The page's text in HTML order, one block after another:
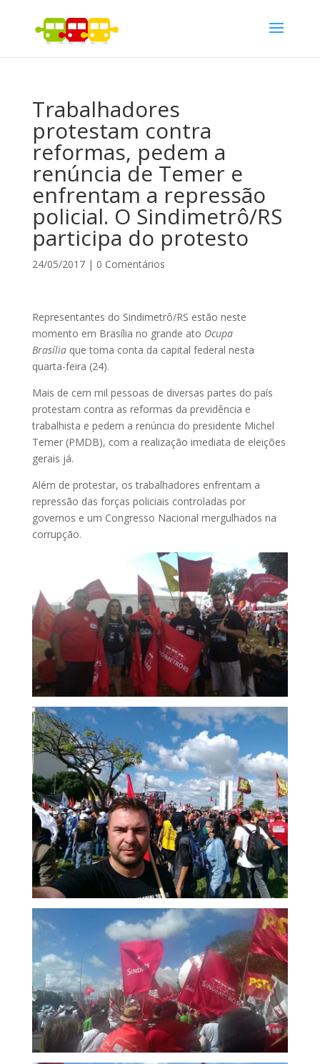
Trabalhadores
protestam contra
reformas, pedem a
renúncia de Temer e
enfrentam a repressão
policial. O Sindimetrô/RS
participa do protesto
24/05/2017| 0 Comentários
Representantes do Sindimetrô/RS estão neste
momento em Brasília no grande ato Ocupa
Brasíliaque toma conta da capital federal nesta
quarta-feira (24).
Mais de cem mil pessoas de diversas partes do país
protestam contra as reformas da previdência e
trabalhista e pedem a renúncia do presidente Michel
Temer (PMDB), com a realização imediata de eleições
gerais já.
Além de protestar, os trabalhadores enfrentam a
repressão das forças policiais controladas por
governos e um Congresso Nacional mergulhados na
corrupção.